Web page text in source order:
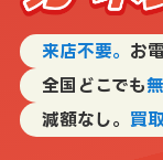
来店不要。 お
全国どこでも
減額なし。 買